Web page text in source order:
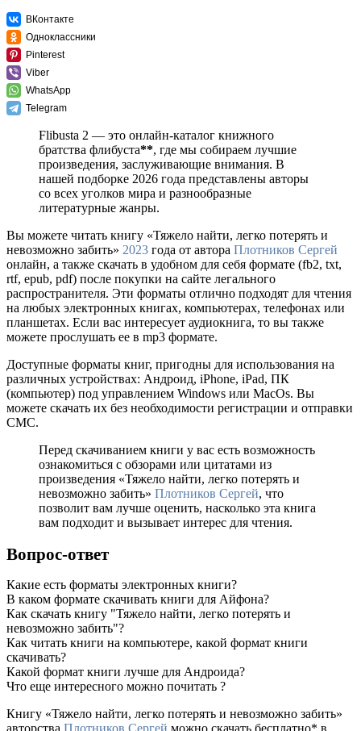
ВКонтакте
Одноклассники
Pinterest
Viber
WhatsApp
Telegram
Flibusta 2 — это онлайн-каталог книжного
братства флибуста**, где мы собираем лучшие
произведения, заслуживающие внимания. В
нашей подборке 2026 года представлены авторы
со всех уголков мира и разнообразные
литературные жанры.
Вы можете читать книгу «Тяжело найти, легко потерять и
невозможно забить» 2023 года от автора Плотников Сергей
онлайн, а также скачать в удобном для себя формате (fb2, txt,
rtf, epub, pdf) после покупки на сайте легального
распространителя. Эти форматы отлично подходят для чтения
на любых электронных книгах, компьютерах, телефонах или
планшетах. Если вас интересует аудиокнига, то вы также
можете прослушать ее в mp3 формате.
Доступные форматы книг, пригодны для использования на
различных устройствах: Андроид, iPhone, iPad, ПК
(компьютер) под управлением Windows или MacOs. Вы
можете скачать их без необходимости регистрации и отправки
СМС.
Перед скачиванием книги у вас есть возможность
ознакомиться с обзорами или цитатами из
произведения «Тяжело найти, легко потерять и
невозможно забить» Плотников Сергей, что
позволит вам лучше оценить, насколько эта книга
вам подходит и вызывает интерес для чтения.
Вопрос-ответ
Какие есть форматы электронных книги?
В каком формате скачивать книги для Айфона?
Как скачать книгу "Тяжело найти, легко потерять и
невозможно забить"?
Как читать книги на компьютере, какой формат книги
скачивать?
Какой формат книги лучше для Андроида?
Что еще интересного можно почитать ?
Книгу «Тяжело найти, легко потерять и невозможно забить»
авторства Плотников Сергей можно скачать бесплатно* в